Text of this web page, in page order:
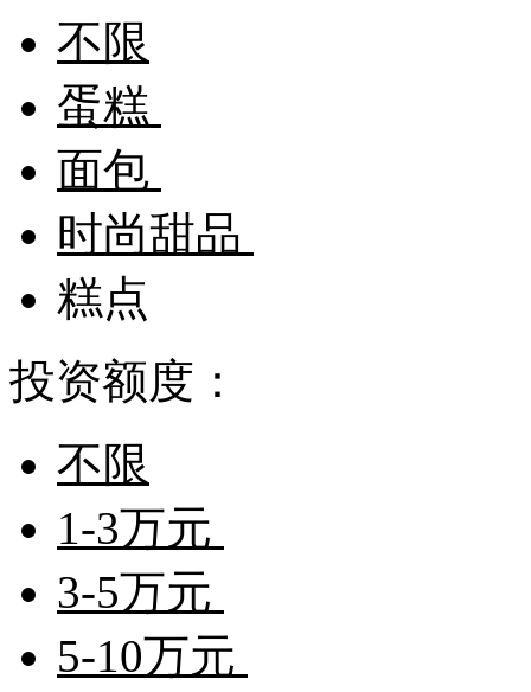
不限
蛋糕
面包
时尚甜品
糕点
投资额度：
不限
1-3万元
3-5万元
5-10万元